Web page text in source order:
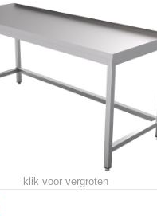
klik voor vergroten